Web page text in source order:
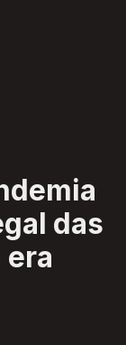
das
era